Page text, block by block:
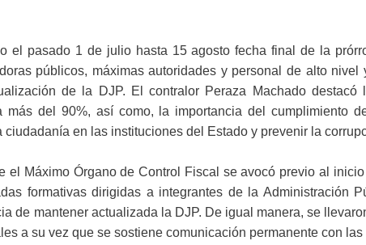
el pasado 1 de julio hasta 15 agosto fecha final de la
públicos, máximas autoridades y personal de alto
de la DJP. El contralor Peraza Machado destacó
del 90%, así como, la importancia del cumplimiento
ciudadanía en las instituciones del Estado y prevenir la
el Máximo Órgano de Control Fiscal se avocó previo al
formativas dirigidas a integrantes de la Administración
de mantener actualizada la DJP. De igual manera, se
a su vez que se sostiene comunicación permanente con